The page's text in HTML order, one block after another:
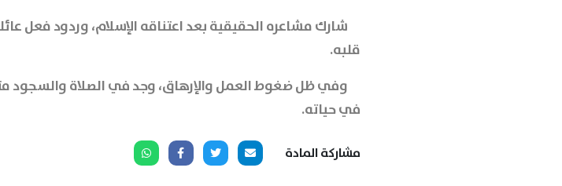
شارك مشاعره الحقيقية بعد اعتناقه الإسلام، وردود فعل
قلبه.
وفي ظل ضغوط العمل والإرهاق، وجد في الصلاة والسجود
في حياته.
مشاركة المادة